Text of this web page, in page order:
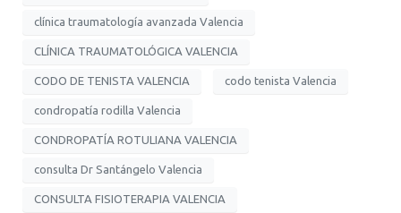
clínica traumatología avanzada Valencia
CLÍNICA TRAUMATOLÓGICA VALENCIA
CODO DE TENISTA VALENCIA codo tenista Valencia
condropatía rodilla Valencia
CONDROPATÍA ROTULIANA VALENCIA
consulta Dr Santángelo Valencia
CONSULTA FISIOTERAPIA VALENCIA